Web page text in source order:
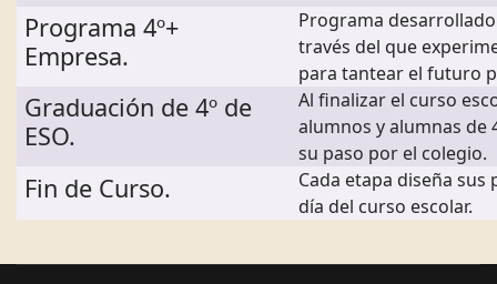
Programa 4º+
Empresa.
Programa desarrollado
través del que
para tantear el futuro
Graduación de 4º de
ESO.
Al finalizar el curso
alumnos y alumnas de
su paso por el colegio.
Fin de Curso.
Cada etapa diseña
día del curso escolar.